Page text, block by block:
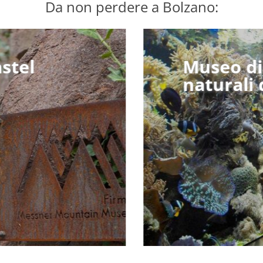
Da non perdere a Bolzano:
Museo
naturali
Museo
naturali
scopri di